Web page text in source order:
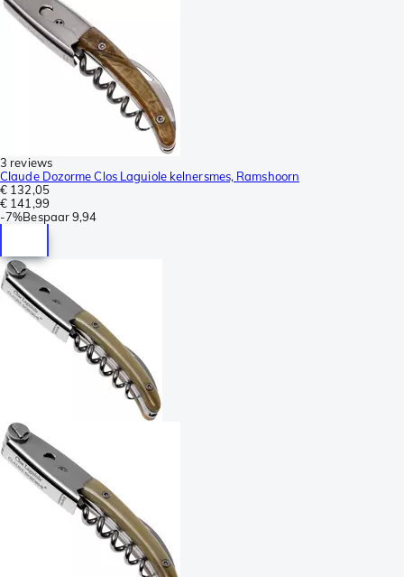
3 reviews
Claude Dozorme Clos Laguiole kelnersmes, Ramshoorn
€ 132,05
€ 141,99
-7%Bespaar9,94